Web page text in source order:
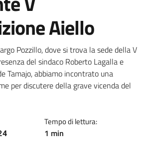
Aiello
notizia
Pozzillo, dove si trova la sede della V
del sindaco Roberto Lagalla e
Tamajo, abbiamo incontrato una
per discutere della grave vicenda del
Tempo di lettura:
1 min